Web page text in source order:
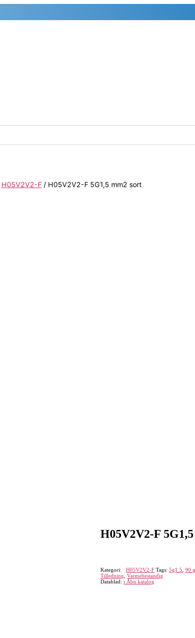
H05V2V2-F/ H05V2V2-F 5G1,5 mm2 sort
H05V2V2-F
Kategori:H05V2V2-F Tags:5g1.5 ,90
Tilledning ,Varmebestandig
Datablad:i Åbn katalog